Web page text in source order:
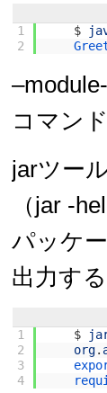
1
2
$
コマン
jarツー
（jar -
パッケ
出力す
1
2
3
4
$
org.